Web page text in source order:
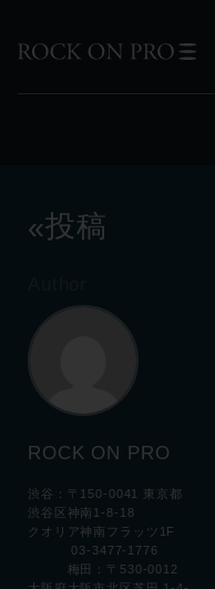
«投稿
ROCK ON PRO
渋谷：〒150-0041 東京都
渋谷区神南1-8-18
クオリア神南フラッツ1F
03-3477-1776
梅田：〒530-0012